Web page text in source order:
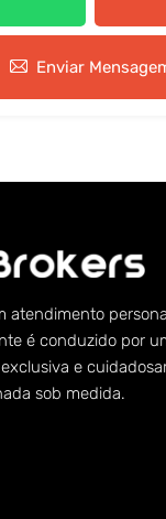
Enviar
atendimento
é conduzido por
e
sob medida.